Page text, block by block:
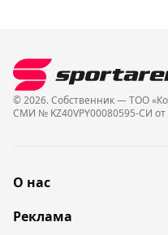
© 2026. Собственник — ТОО
СМИ № KZ40VPY00080595-СИ от
О нас
Реклама